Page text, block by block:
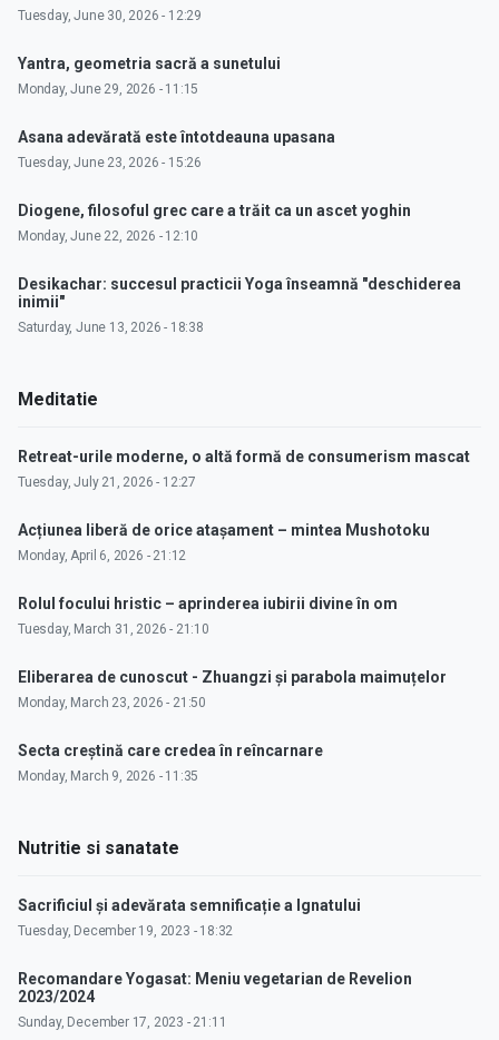
Tuesday, June 30, 2026 - 12:29
Yantra, geometria sacră a sunetului
Monday, June 29, 2026 - 11:15
Asana adevărată este întotdeauna upasana
Tuesday, June 23, 2026 - 15:26
Diogene, filosoful grec care a trăit ca un ascet yoghin
Monday, June 22, 2026 - 12:10
Desikachar: succesul practicii Yoga înseamnă "deschiderea
inimii"
Saturday, June 13, 2026 - 18:38
Meditatie
Retreat-urile moderne, o altă formă de consumerism mascat
Tuesday, July 21, 2026 - 12:27
Acțiunea liberă de orice atașament – mintea Mushotoku
Monday, April 6, 2026 - 21:12
Rolul focului hristic – aprinderea iubirii divine în om
Tuesday, March 31, 2026 - 21:10
Eliberarea de cunoscut - Zhuangzi și parabola maimuțelor
Monday, March 23, 2026 - 21:50
Secta creștină care credea în reîncarnare
Monday, March 9, 2026 - 11:35
Nutritie si sanatate
Sacrificiul și adevărata semnificație a Ignatului
Tuesday, December 19, 2023 - 18:32
Recomandare Yogasat: Meniu vegetarian de Revelion
2023/2024
Sunday, December 17, 2023 - 21:11